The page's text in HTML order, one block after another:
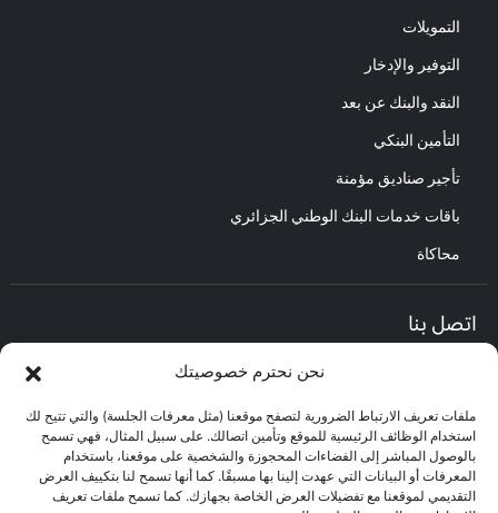
نحن نحترم خصوصيتك
ملفات تعريف الارتباط الضرورية لتصفح موقعنا (مثل معرفات الجلسة) والتي تتيح لك
استخدام الوظائف الرئيسية للموقع وتأمين اتصالك. على سبيل المثال، فهي تسمح
بالوصول المباشر إلى الفضاءات المحجوزة والشخصية على موقعنا، باستخدام
المعرفات أو البيانات التي عهدت إلينا بها مسبقًا. كما أنها تسمح لنا بتكييف العرض
التقديمي لموقعنا مع تفضيلات العرض الخاصة بجهازك. كما تسمح ملفات تعريف
التمويلات
التوفير والإدخار
النقد والبنك عن بعد
التأمين البنكي
تأجير صناديق مؤمنة
باقات خدمات البنك الوطني الجزائري
محاكاة
اتصل بنا
مركز العلاقات مع الزبائن :
البريد الإلكتروني : CEC@bna.dz
العنوان : حي الأعمال باب الزوار.
الهاتف: 3306/0770.20.33.06